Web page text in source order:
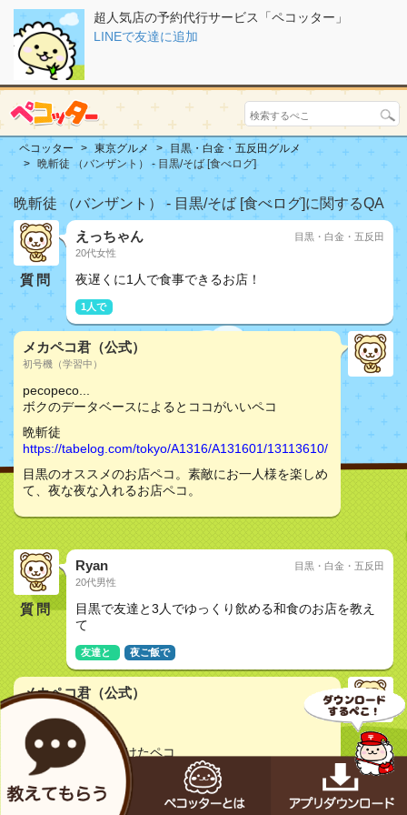
超人気店の予約代行サービス「ペコッター」
LINEで友達に追加
ペコッター 東京グルメ
目黒・白金・五反田グルメ
晩斬徒 （バンザント） - 目黒/そば [食べログ]
晩斬徒 （バンザント） - 目黒/そば [食べログ]に関するQA
質問
えっちゃん
20代女性
目黒・白金・五反田
夜遅くに1人で食事できるお店！
1人で
メカペコ君（公式）
初号機（学習中）
pecopeco...
ボクのデータベースによるとココがいいペコ
晩斬徒
https://tabelog.com/tokyo/A1316/A131601/13113610/
目黒のオススメのお店ペコ。素敵にお一人様を楽しめ
て、夜な夜な入れるお店ペコ。
質問
Ryan
20代男性
目黒・白金・五反田
目黒で友達と3人でゆっくり飲める和食のお店を教え
て
友達と 夜ご飯で
メカペコ君（公式）
初号機（学習中）
pecopeco...
ベツのお店を見つけたペコ
晩斬徒
https://tabelog.com/tokyo/A1316/A131601/13113610/